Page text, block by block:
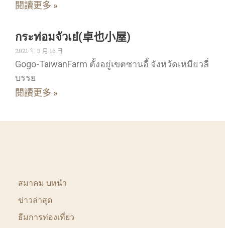
閱讀更多 »
กระท่อมจัวเย๋(卓也小屋)
2021 年 3 月 16 日
Gogo-TaiwanFarm ตั้งอยู่เขตซานอี้ จังหวัดเหมียวลี่
บรรย
閱讀更多 »
สมาคม บทนำ
ข่าวล่าสุด
ธีมการท่องเที่ยว